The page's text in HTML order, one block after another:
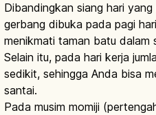
Dibandingkan siang hari
gerbang dibuka pada pagi
menikmati taman batu dalam
Selain itu, pada hari kerja
sedikit, sehingga Anda bisa
santai.
Pada musim momiji